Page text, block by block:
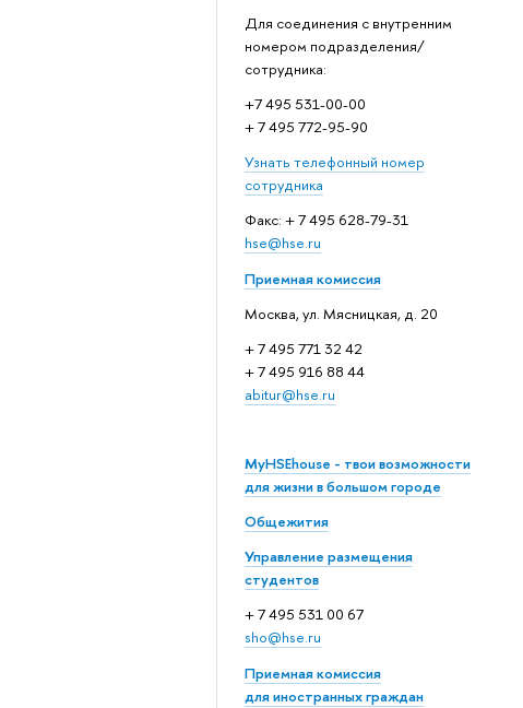
Для соединения с внутренним
номером подразделения/
сотрудника:
+7 495 531-00-00
+ 7 495 772-95-90
Узнать телефонный номер
сотрудника
Факс: + 7 495 628-79-31
hse@hse.ru
Приемная комиссия
Москва, ул. Мясницкая, д. 20
+ 7 495 771 32 42
+ 7 495 916 88 44
abitur@hse.ru
MyHSEhouse - твои возможности
для жизни в большом городе
Общежития
Управление размещения
студентов
+ 7 495 531 00 67
sho@hse.ru
Приемная комиссия
для иностранных граждан